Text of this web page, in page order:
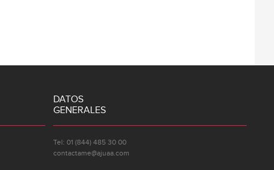
DATOS
GENERALES
Tel: 01 (844) 485 30 00
contactame@ajuaa.com